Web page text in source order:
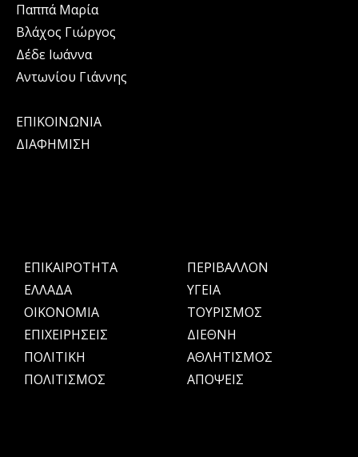
Παππά Μαρία
Βλάχος Γιώργος
Δέδε Ιωάννα
Αντωνίου Γιάννης
ΕΠΙΚΟΙΝΩΝΙΑ
ΔΙΑΦΗΜΙΣΗ
ΕΠΙΚΑΙΡΟΤΗΤΑ
ΕΛΛΑΔΑ
OIKONOMIA
ΕΠΙΧΕΙΡΗΣΕΙΣ
ΠΟΛΙΤΙΚΗ
ΠΟΛΙΤΙΣΜΟΣ
ΠΕΡΙΒΑΛΛΟΝ
ΥΓΕΙΑ
ΤΟΥΡΙΣΜΟΣ
ΔΙΕΘΝΗ
ΑΘΛΗΤΙΣΜΟΣ
ΑΠΟΨΕΙΣ